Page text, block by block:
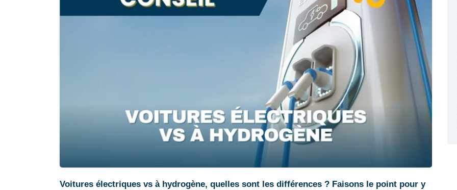
Voitures électriques vs à hydrogène, quelles sont les différences ? Faisons le point pour y